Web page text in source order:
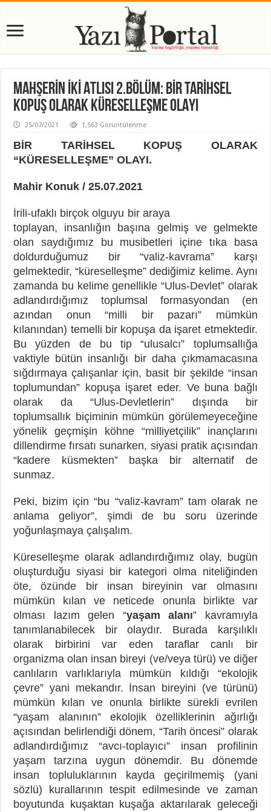
MAHŞERİN İKİ ATLISI 2.BÖLÜM: BİR TARİHSEL
KOPUŞ OLARAK KÜRESELLEŞME OLAYI
25/07/2021 1,563 Görüntülenme
BİR TARİHSEL KOPUŞ OLARAK
“KÜRESELLEŞME” OLAYI.
Mahir Konuk / 25.07.2021
İrili-ufaklı birçok olguyu bir araya
toplayan, insanlığın başına gelmiş ve gelmekte
olan saydığımız bu musibetleri içine tıka basa
doldurduğumuz bir “valiz-kavrama” karşı
gelmektedir, “küreselleşme” dediğimiz kelime. Aynı
zamanda bu kelime genellikle “Ulus-Devlet” olarak
adlandırdığımız toplumsal formasyondan (en
azından onun “milli bir pazarı” mümkün
kılanından) temelli bir kopuşa da işaret etmektedir.
Bu yüzden de bu tip “ulusalcı” toplumsallığa
vaktiyle bütün insanlığı bir daha çıkmamacasına
sığdırmaya çalışanlar için, basit bir şekilde “insan
toplumundan” kopuşa işaret eder. Ve buna bağlı
olarak da “Ulus-Devletlerin” dışında bir
toplumsallık biçiminin mümkün görülemeyeceğine
yönelik geçmişin köhne “milliyetçilik” inançlarını
dillendirme fırsatı sunarken, siyasi pratik açısından
“kadere küsmekten” başka bir alternatif de
sunmaz.
Peki, bizim için “bu “valiz-kavram” tam olarak ne
anlama geliyor”, şimdi de bu soru üzerinde
yoğunlaşmaya çalışalım.
Küreselleşme olarak adlandırdığımız olay, bugün
oluşturduğu siyasi bir kategori olma niteliğinden
öte, özünde bir insan bireyinin var olmasını
mümkün kılan ve neticede onunla birlikte var
olması lazım gelen “yaşam alanı” kavramıyla
tanımlanabilecek bir olaydır. Burada karşılıklı
olarak birbirini var eden taraflar canlı bir
organizma olan insan bireyi (ve/veya türü) ve diğer
canlıların varlıklarıyla mümkün kıldığı “ekolojik
çevre” yani mekandır. İnsan bireyini (ve türünü)
mümkün kılan ve onunla birlikte sürekli evrilen
“yaşam alanının” ekolojik özelliklerinin ağırlığı
açısından belirlendiği dönem, “Tarih öncesi” olarak
adlandırdığımız “avcı-toplayıcı” insan profilinin
yaşam tarzına uygun dönemdir. Bu dönemde
insan topluluklarının kayda geçirilmemiş (yani
sözlü) kurallarının tespit edilmesinde ve zaman
boyutunda kuşaktan kuşağa aktarılarak geleceği